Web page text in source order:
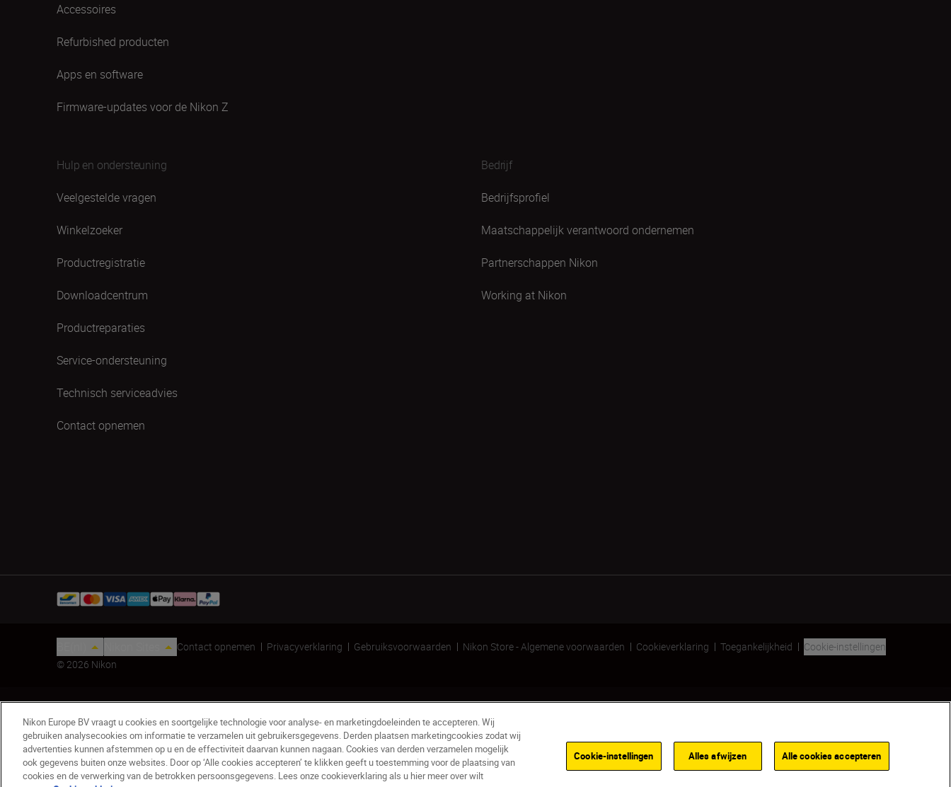
Z fc Silver/zandbeige Refurbished - Refurbished
Accessoires
Refurbished producten
Apps en software
Firmware-updates voor de Nikon Z
Hulp en ondersteuning
Veelgestelde vragen
Winkelzoeker
Productregistratie
Downloadcentrum
Productreparaties
Service-ondersteuning
Technisch serviceadvies
Contact opnemen
Bedrijf
Bedrijfsprofiel
Maatschappelijk verantwoord ondernemen
Partnerschappen Nikon
Working at Nikon
Contact opnemen Privacyverklaring Gebruiksvoorwaarden Nikon Store - Algemene voorwaarden Cookieverklaring Toegankelijkheid
Cookie-instellingen
© 2026 Nikon
Nikon Europe BV vraagt u cookies en soortgelijke technologie voor analyse- en marketingdoeleinden te accepteren. Wij
gebruiken analysecookies om informatie te verzamelen uit gebruikersgegevens. Derden plaatsen marketingcookies zodat wij
advertenties kunnen afstemmen op u en de effectiviteit daarvan kunnen nagaan. Cookies van derden verzamelen mogelijk
ook gegevens buiten onze websites. Door op ‘Alle cookies accepteren’ te klikken geeft u toestemming voor de plaatsing van
cookies en de verwerking van de betrokken persoonsgegevens. Lees onze cookieverklaring als u hier meer over wilt
Cookie-instellingen Alles afwijzen Alle cookies accepteren